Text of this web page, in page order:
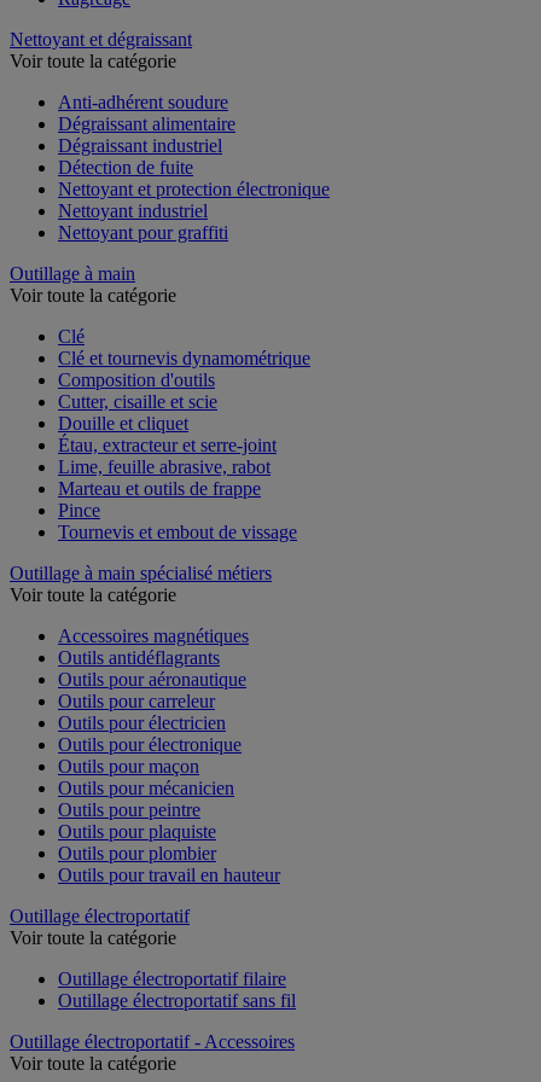
Nettoyant et dégraissant
Voir toute la catégorie
Anti-adhérent soudure
Dégraissant alimentaire
Dégraissant industriel
Détection de fuite
Nettoyant et protection électronique
Nettoyant industriel
Nettoyant pour graffiti
Outillage à main
Voir toute la catégorie
Clé
Clé et tournevis dynamométrique
Composition d'outils
Cutter, cisaille et scie
Douille et cliquet
Étau, extracteur et serre-joint
Lime, feuille abrasive, rabot
Marteau et outils de frappe
Pince
Tournevis et embout de vissage
Outillage à main spécialisé métiers
Voir toute la catégorie
Accessoires magnétiques
Outils antidéflagrants
Outils pour aéronautique
Outils pour carreleur
Outils pour électricien
Outils pour électronique
Outils pour maçon
Outils pour mécanicien
Outils pour peintre
Outils pour plaquiste
Outils pour plombier
Outils pour travail en hauteur
Outillage électroportatif
Voir toute la catégorie
Outillage électroportatif filaire
Outillage électroportatif sans fil
Outillage électroportatif - Accessoires
Voir toute la catégorie